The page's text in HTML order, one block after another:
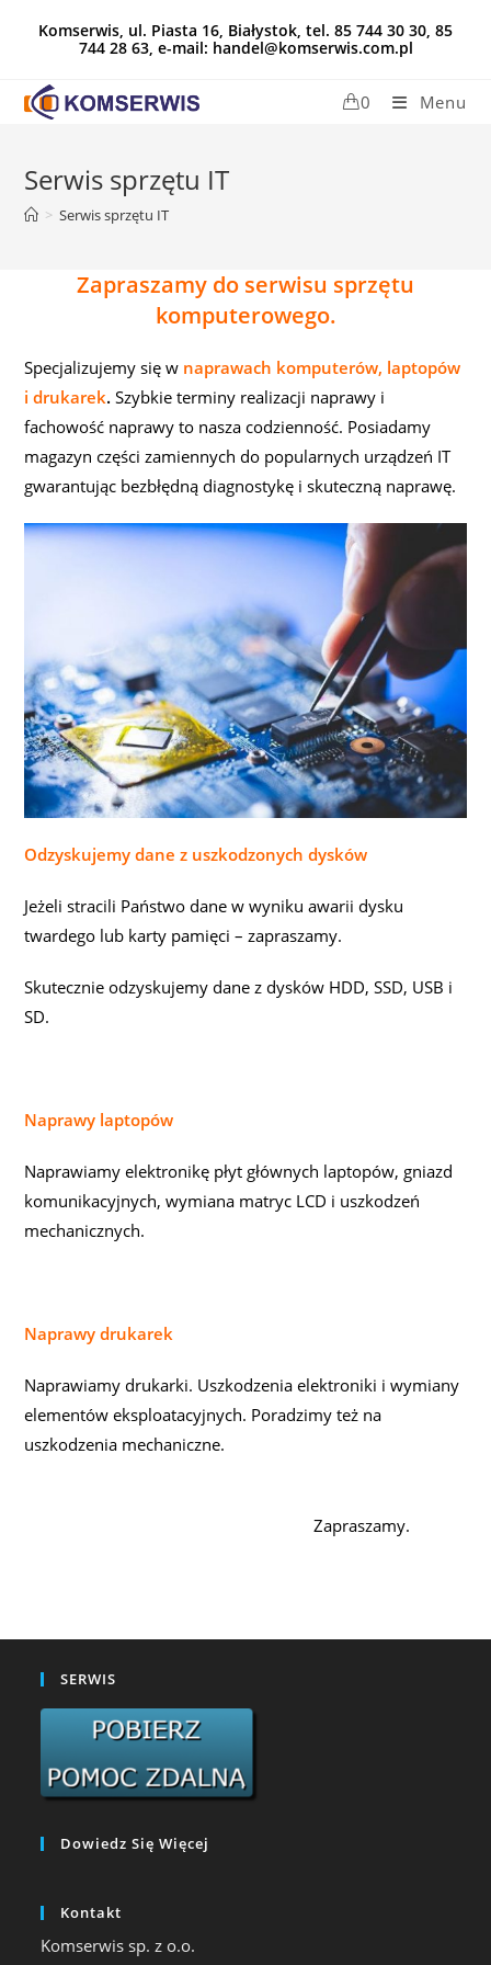
Komserwis, ul. Piasta 16, Białystok, tel. 85 744 30 30, 85
744 28 63, e-mail: handel@komserwis.com.pl
0 Menu
Serwis sprzętu IT
> Serwis sprzętu IT
Zapraszamy do serwisu sprzętu
komputerowego.
Specjalizujemy się w naprawach komputerów, laptopów
i drukarek. Szybkie terminy realizacji naprawy i
fachowość naprawy to nasza codzienność. Posiadamy
magazyn części zamiennych do popularnych urządzeń IT
gwarantując bezbłędną diagnostykę i skuteczną naprawę.
Odzyskujemy dane z uszkodzonych dysków
Jeżeli stracili Państwo dane w wyniku awarii dysku
twardego lub karty pamięci – zapraszamy.
Skutecznie odzyskujemy dane z dysków HDD, SSD, USB i
SD.
Naprawy laptopów
Naprawiamy elektronikę płyt głównych laptopów, gniazd
komunikacyjnych, wymiana matryc LCD i uszkodzeń
mechanicznych.
Naprawy drukarek
Naprawiamy drukarki. Uszkodzenia elektroniki i wymiany
elementów eksploatacyjnych. Poradzimy też na
uszkodzenia mechaniczne.
Zapraszamy.
SERWIS
Dowiedz Się Więcej
Kontakt
Komserwis sp. z o.o.